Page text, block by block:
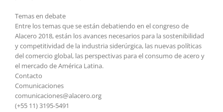
Temas en debate
Entre los temas que se están debatiendo en el congreso de
Alacero 2018, están los avances necesarios para la sostenibilidad
y competitividad de la industria siderúrgica, las nuevas políticas
del comercio global, las perspectivas para el consumo de acero y
el mercado de América Latina.
Contacto
Comunicaciones
comunicaciones@alacero.org
(+55 11) 3195-5491